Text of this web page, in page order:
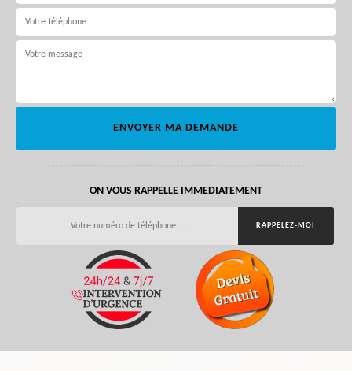
ON VOUS RAPPELLE IMMEDIATEMENT